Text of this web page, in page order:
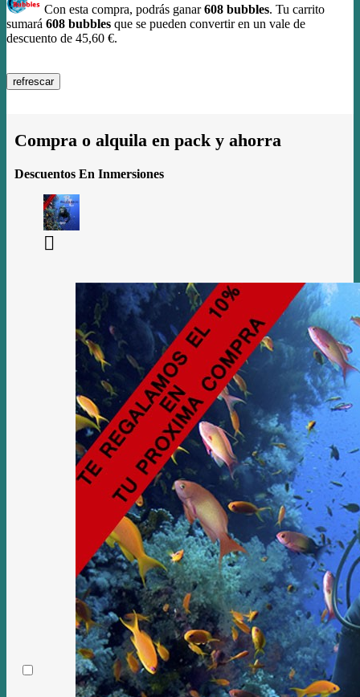
Con esta compra, podrás ganar608 bubbles. Tu carrito
sumará 608 bubbles que se pueden convertir en un vale de
descuento de 45,60 €.
Compra o alquila en pack y ahorra
Descuentos En Inmersiones
